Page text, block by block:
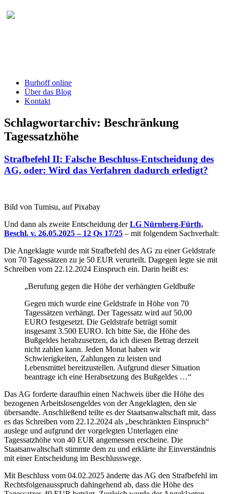
Burhoff online
Über das Blog
Kontakt
Schlagwortarchiv: Beschränkung
Tagessatzhöhe
Strafbefehl II: Falsche Beschluss-Entscheidung des
AG, oder: Wird das Verfahren dadurch erledigt?
Bild von Tumisu, auf Pixabay
Und dann als zweite Entscheidung derLG Nürnberg-Fürth,
Beschl. v. 26.05.2025 – 12 Qs 17/25 – mit folgendem Sachverhalt:
Die Angeklagte wurde mit Strafbefehl des AG zu einer Geldstrafe
von 70 Tagessätzen zu je 50 EUR verurteilt. Dagegen legte sie mit
Schreiben vom 22.12.2024 Einspruch ein. Darin heißt es:
„Berufung gegen die Höhe der verhängten Geldbuße
Gegen mich wurde eine Geldstrafe in Höhe von 70
Tagessätzen verhängt. Der Tagessatz wird auf 50,00
EURO festgesetzt. Die Geldstrafe beträgt somit
insgesamt 3.500 EURO. Ich bitte Sie, die Höhe des
Bußgeldes herabzusetzen, da ich diesen Betrag derzeit
nicht zahlen kann. Jeden Monat haben wir
Schwierigkeiten, Zahlungen zu leisten und
Lebensmittel bereitzustellen. Aufgrund dieser Situation
beantrage ich eine Herabsetzung des Bußgeldes …“
Das AG forderte daraufhin einen Nachweis über die Höhe des
bezogenen Arbeitslosengeldes von der Angeklagten, den sie
übersandte. Anschließend teilte es der Staatsanwaltschaft mit, dass
es das Schreiben vom 22.12.2024 als „beschränkten Einspruch“
auslege und aufgrund der vorgelegten Unterlagen eine
Tagessatzhöhe von 40 EUR angemessen erscheine. Die
Staatsanwaltschaft stimmte dem zu und erklärte ihr Einverständnis
mit einer Entscheidung im Beschlusswege.
Mit Beschluss vom 04.02.2025 änderte das AG den Strafbefehl im
Rechtsfolgenausspruch dahingehend ab, dass die Höhe des